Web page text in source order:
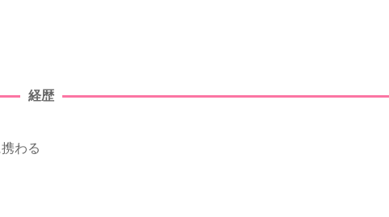
経歴
わる